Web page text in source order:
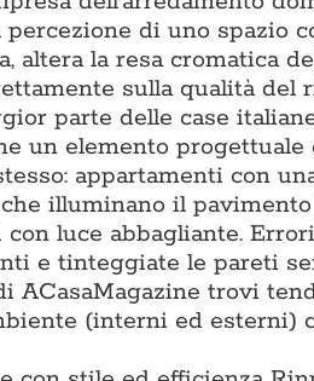
di uno spazio
altera la resa cromatica
sulla qualità del
parte delle case
un elemento progettuale
appartamenti con
illuminano il
luce abbagliante.
e tinteggiate le pareti
ACasaMagazine trovi
(interni ed esterni)